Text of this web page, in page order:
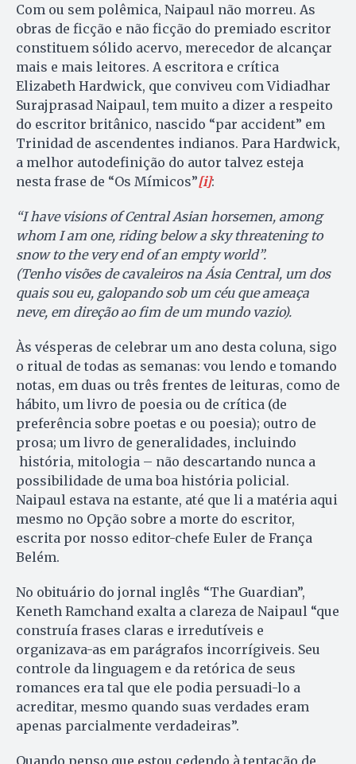
Com ou sem polêmica, Naipaul não morreu. As
obras de ficção e não ficção do premiado escritor
constituem sólido acervo, merecedor de alcançar
mais e mais leitores. A escritora e crítica
Elizabeth Hardwick, que conviveu com Vidiadhar
Surajprasad Naipaul, tem muito a dizer a respeito
do escritor britânico, nascido “par accident” em
Trinidad de ascendentes indianos. Para Hardwick,
a melhor autodefinição do autor talvez esteja
nesta frase de “Os Mímicos”[i]:
“I have visions of Central Asian horsemen, among
whom I am one, riding below a sky threatening to
snow to the very end of an empty world”.
(Tenho visões de cavaleiros na Ásia Central, um dos
quais sou eu, galopando sob um céu que ameaça
neve, em direção ao fim de um mundo vazio).
Às vésperas de celebrar um ano desta coluna, sigo
o ritual de todas as semanas: vou lendo e tomando
notas, em duas ou três frentes de leituras, como de
hábito, um livro de poesia ou de crítica (de
preferência sobre poetas e ou poesia); outro de
prosa; um livro de generalidades, incluindo
história, mitologia – não descartando nunca a
possibilidade de uma boa história policial.
Naipaul estava na estante, até que li a matéria aqui
mesmo no Opção sobre a morte do escritor,
escrita por nosso editor-chefe Euler de França
Belém.
No obituário do jornal inglês “The Guardian”,
Keneth Ramchand exalta a clareza de Naipaul “que
construía frases claras e irredutíveis e
organizava-as em parágrafos incorrígiveis. Seu
controle da linguagem e da retórica de seus
romances era tal que ele podia persuadi-lo a
acreditar, mesmo quando suas verdades eram
apenas parcialmente verdadeiras”.